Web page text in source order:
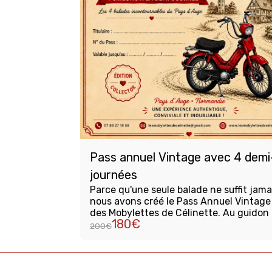
Pass annuel Vintage avec 4
journées
Parce qu'une seule balade ne suffit
nous avons créé le Pass Annuel Vintage
des Mobylettes de Célinette. Au guidon de
nos mythiques mobylettes vintage,
200€180€